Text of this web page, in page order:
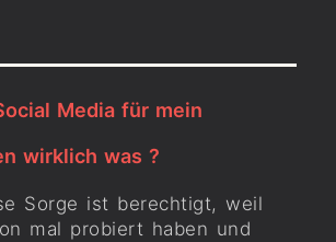
Media für mein
wirklich was ?
Sorge ist berechtigt, weil
mal probiert haben und